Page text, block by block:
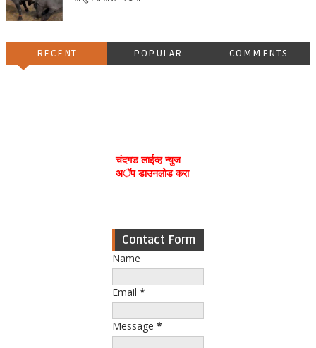
RECENT POPULAR COMMENTS
चंदगड लाईव्ह न्युज
अॅप डाउनलोड करा
Contact Form
Name
Email *
Message *